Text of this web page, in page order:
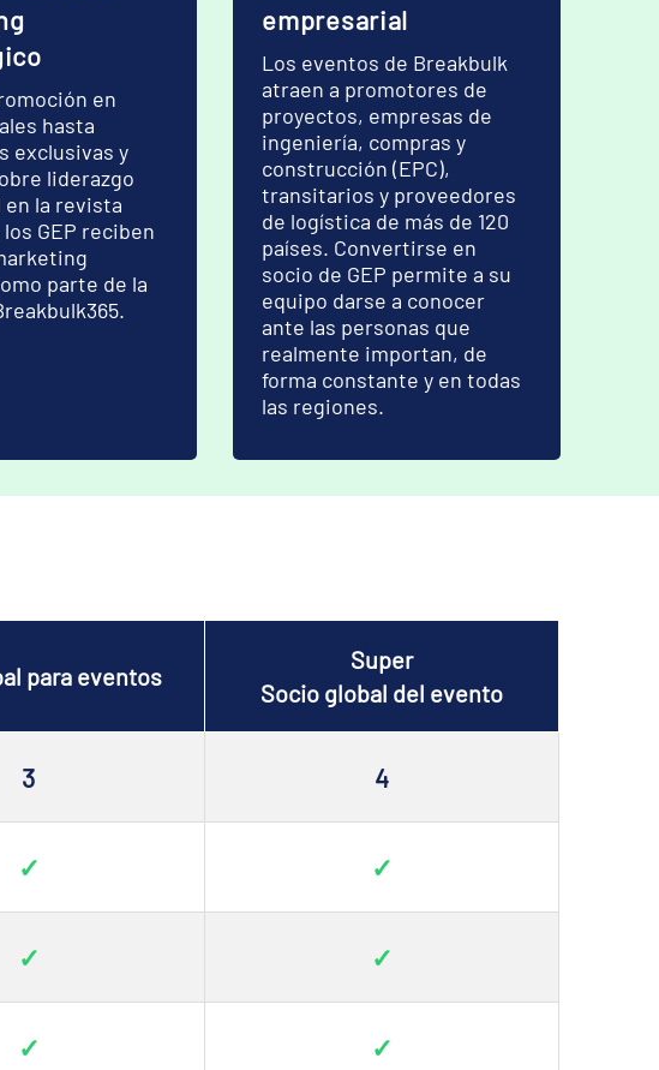
en
hasta
exclusivas y
liderazgo
la revista
GEP reciben
parte de la
empresarial
Los eventos de Breakbulk
atraen a promotores de
proyectos, empresas de
ingeniería, compras y
construcción (EPC),
transitarios y proveedores
de logística de más de 120
países. Convertirse en
socio de GEP permite a su
equipo darse a conocer
ante las personas que
realmente importan, de
forma constante y en todas
las regiones.
para eventos
Super
Socio global del evento
3 4
✓ ✓
✓ ✓
✓ ✓